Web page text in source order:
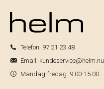
Telefon: 97 21 23 48
Email: kundeservice@helm.nu
Mandag-fredag: 9.00-15.00